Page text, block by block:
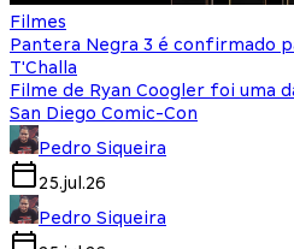
Filmes
Pantera Negra 3 é confirmado
T'Challa
Filme de Ryan Coogler foi uma
San Diego Comic-Con
Pedro Siqueira
25.jul.26
Pedro Siqueira